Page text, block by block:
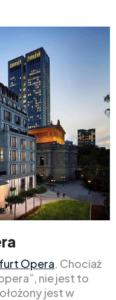
Opera. Chociaż
nie jest to
jest w